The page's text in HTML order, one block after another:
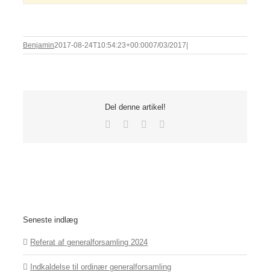
Benjamin2017-08-24T10:54:23+00:0007/03/2017
Del denne artikel!
Facebook LinkedIn
Seneste indlæg
Referat af generalforsamling 2024
Indkaldelse til ordinær generalforsamling